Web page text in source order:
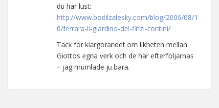
du har lust:
http://www.bodilzalesky.com/blog/2006/08/1
0/ferrara-il-giardino-dei-finzi-contini/
Tack för klargörandet om likheten mellan
Giottos egna verk och de här efterföljarnas
– jag mumlade ju bara.